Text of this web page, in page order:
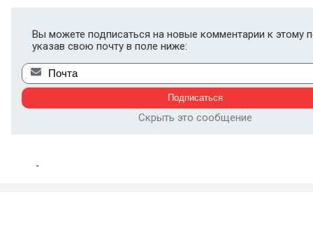
Вы можете подписаться на новые комментарии к этому
указав свою почту в поле ниже:
Скрыть это сообщение